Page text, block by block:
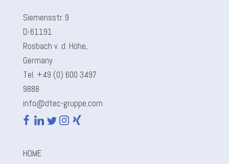
Siemensstr. 9
D-61191
Rosbach v. d. Höhe,
Germany
Tel. +49 (0) 600 3497
9888
info@dtec-gruppe.com
HOME